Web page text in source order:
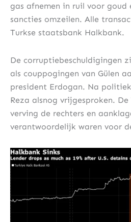
gas afnemen in ruil voor
sancties omzeilen. Alle
Turkse staatsbank Halkbank.
De corruptiebeschuldigingen
als couppogingen van Gülen
president Erdogan. Na
Reza alsnog vrijgesproken.
verving de rechters en
verantwoordelijk waren voor